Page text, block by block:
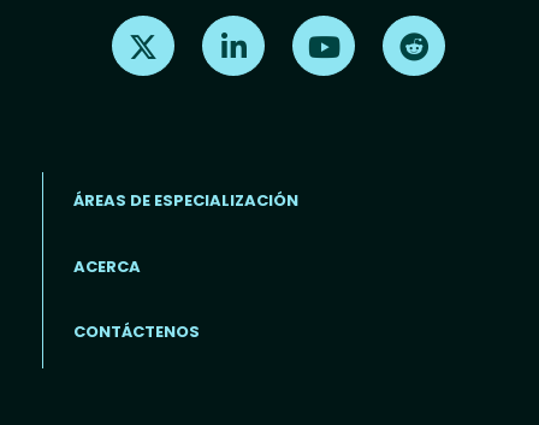
Find us on X Find us on LinkedInFind us on Youtube
Footer menu (ES)
ÁREAS DE ESPECIALIZACIÓN
ACERCA
CONTÁCTENOS